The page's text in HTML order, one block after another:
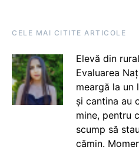
CELE MAI CITITE ARTICOLE
Elevă din
Evaluarea
meargă la un
și cantina au
mine, pentru
scump să
cămin.